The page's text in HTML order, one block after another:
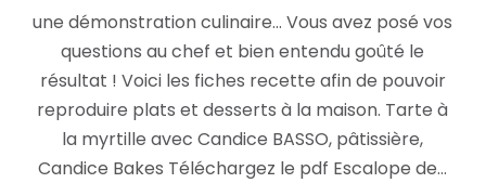
une démonstration culinaire… Vous avez posé vos
questions au chef et bien entendu goûté le
résultat ! Voici les fiches recette afin de pouvoir
reproduire plats et desserts à la maison. Tarte à
la myrtille avec Candice BASSO, pâtissière,
Candice Bakes Téléchargez le pdf Escalope de…